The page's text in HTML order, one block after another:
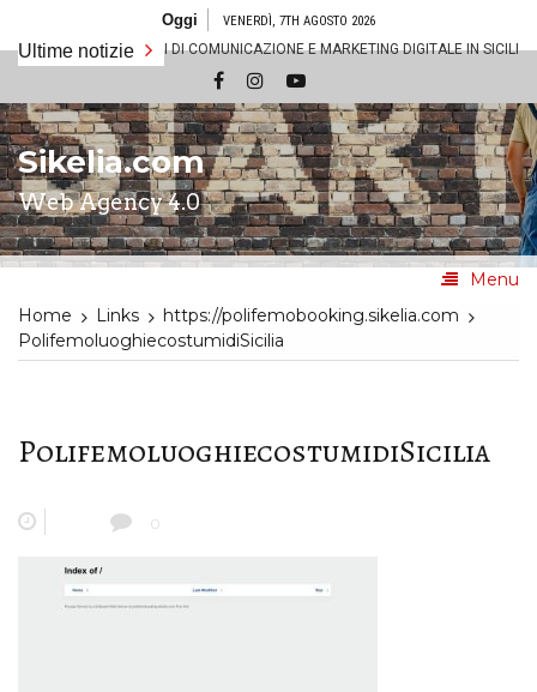
contenuto
Oggi VENERDÌ, 7TH AGOSTO 2026
Ultime notizie
PER AZIONI DI COMUNICAZIONE E MARKETING DIGITALE IN SICILIA
Sikelia.com
Web Agency 4.0
Menu
Home
Links
https://polifemobooking.sikelia.com
PolifemoluoghiecostumidiSicilia
PolifemoluoghiecostumidiSicilia
0